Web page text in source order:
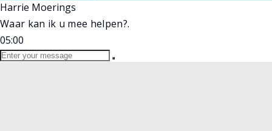
Harrie Moerings
Waar kan ik u mee helpen?.
05:00
Contact